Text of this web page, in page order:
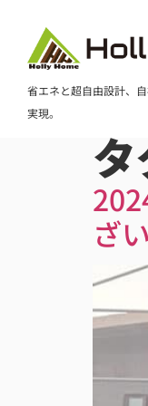
省エネと超自由設計、
実現。
ざ